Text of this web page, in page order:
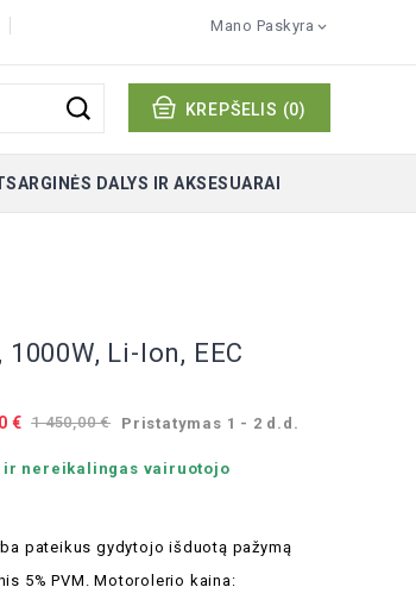
Mano Paskyra 
KREPŠELIS (0)
DALYS IR AKSESUARAI
Li-Ion, EEC
€ 1 450,00 € Pristatymas 1 - 2 d.d.
nereikalingas vairuotojo
pateikus gydytojo išduotą pažymą
5% PVM.Motorolerio kaina: